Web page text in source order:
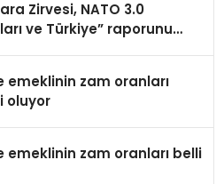
Zirvesi, NATO 3.0
ve Türkiye” raporunu
emeklinin zam oranları
oluyor
emeklinin zam oranları belli